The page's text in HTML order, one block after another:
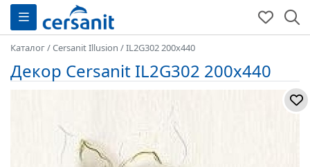
Каталог/Cersanit Illusion /IL2G302 200x440
Декор Cersanit IL2G302 200x440